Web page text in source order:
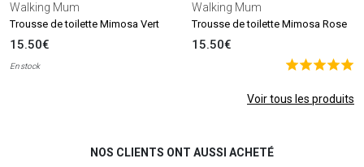
Walking Mum
Trousse de toilette Mimosa Vert
15.50€
En stock
Walking Mum
Trousse de toilette Mimosa Rose
15.50€
Voir tous les produits
NOS CLIENTS ONT AUSSI ACHETÉ